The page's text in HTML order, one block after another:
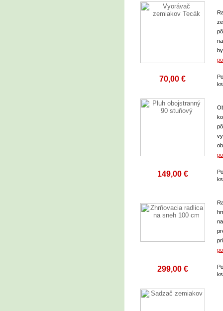
70,00 €
149,00 €
299,00 €